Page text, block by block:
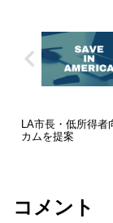
LA市長・低所得者
カムを提案
コメント